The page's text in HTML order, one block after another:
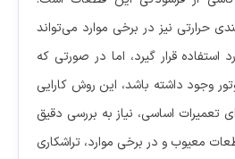
حرارتی نیز در برخی موارد می‌تواند
استفاده قرار گیرد، اما در صورتی که
وجود داشته باشد، این روش کارایی
تعمیرات اساسی، نیاز به بررسی دقیق
معیوب و در برخی موارد، تراشکاری